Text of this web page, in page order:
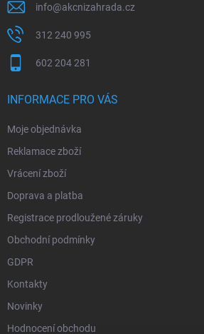
info@akcnizahrada.cz
312 240 995
602 204 281
INFORMACE PRO VÁS
Moje objednávka
Reklamace zboží
Vrácení zboží
Doprava a platba
Registrace prodloužené záruky
Obchodní podmínky
GDPR
Kontakty
Novinky
Hodnocení obchodu